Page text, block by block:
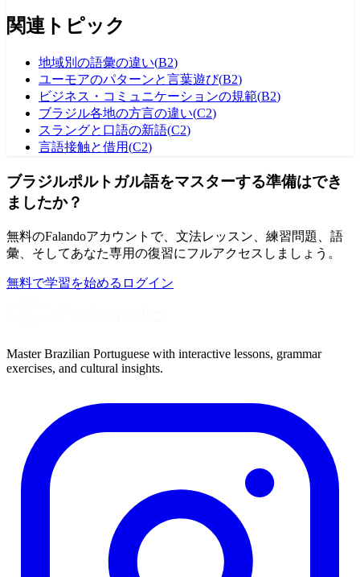
関連トピック
地域別の語彙の違い(B2)
ユーモアのパターンと言葉遊び(B2)
ビジネス・コミュニケーションの規範(B2)
ブラジル各地の方言の違い(C2)
スラングと口語の新語(C2)
言語接触と借用(C2)
ブラジルポルトガル語をマスターする準備はでき
ましたか？
無料のFalandoアカウントで、文法レッスン、練習問題、語
彙、そしてあなた専用の復習にフルアクセスしましょう。
無料で学習を始める ログイン
Master Brazilian Portuguese with interactive lessons, grammar
exercises, and cultural insights.